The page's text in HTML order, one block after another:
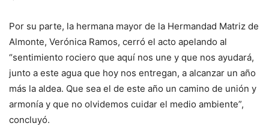
Por su parte, la hermana mayor de la Hermandad Matriz de
Almonte, Verónica Ramos, cerró el acto apelando al
“sentimiento rociero que aquí nos une y que nos ayudará,
junto a este agua que hoy nos entregan, a alcanzar un año
más la aldea. Que sea el de este año un camino de unión y
armonía y que no olvidemos cuidar el medio ambiente”,
concluyó.